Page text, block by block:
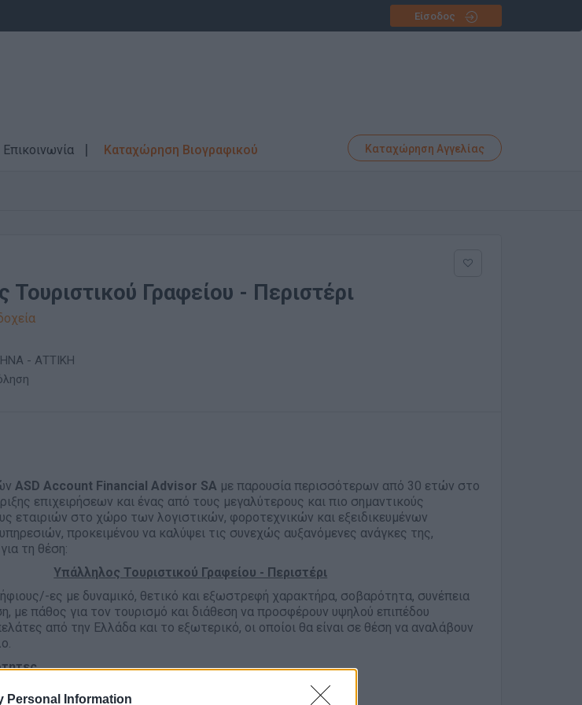
Personal Information
Είσοδος
Επικοινωνία Καταχώρηση Βιογραφικού Καταχώρηση Αγγελίας
Τουριστικού Γραφείου - Περιστέρι
- ΑΤΤΙΚΗ
ASD Account Financial Advisor SA με παρουσία περισσότερων από 30 ετών στο
επιχειρήσεων και ένας από τους μεγαλύτερους και πιο σημαντικούς
εταιριών στο χώρο των λογιστικών, φοροτεχνικών και εξειδικευμένων
προκειμένου να καλύψει τις συνεχώς αυξανόμενες ανάγκες της,
τη θέση:
Υπάλληλος Τουριστικού Γραφείου - Περιστέρι
ες με δυναμικό, θετικό και εξωστρεφή χαρακτήρα, σοβαρότητα, συνέπεια
με πάθος για τον τουρισμό και διάθεση να προσφέρουν υψηλού επιπέδου
από την Ελλάδα και το εξωτερικό, οι οποίοι θα είναι σε θέση να αναλάβουν
αεροπορικών και ακτοπλοϊκών εισιτηρίων